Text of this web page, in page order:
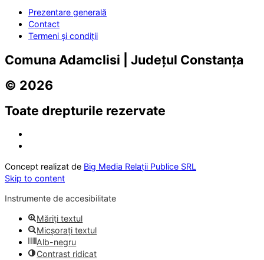
Prezentare generală
Contact
Termeni și condiții
Comuna Adamclisi | Județul Constanța
© 2026
Toate drepturile rezervate
Concept realizat de Big Media Relații Publice SRL
Skip to content
Instrumente de accesibilitate
Măriți textul
Micșorați textul
Alb-negru
Contrast ridicat